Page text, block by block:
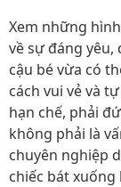
Xem những
về sự đáng yêu,
cậu bé vừa có
cách vui vẻ và
hạn chế, phải
không phải là
chuyên nghiệp
chiếc bát xuống